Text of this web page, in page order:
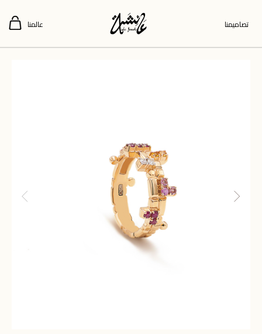
تصاميمنا عالمنا